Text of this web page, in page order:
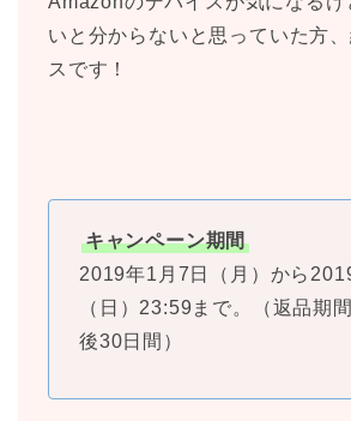
いと分からないと思っていた方
スです！
キャンペーン期間
2019年1月7日（月）から
（日）23:59まで。（返品期
後30日間）